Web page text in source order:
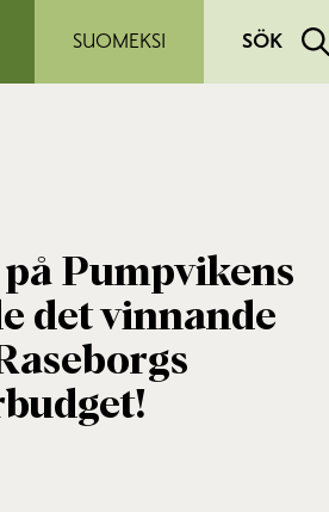
SUOMEKSI
SÖK
Pumpvikens
det vinnande